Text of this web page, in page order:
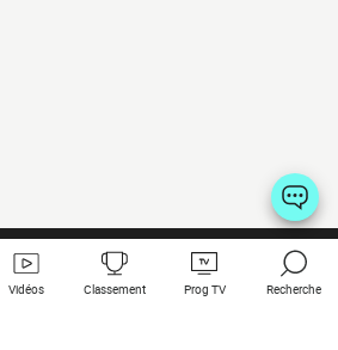
Vidéos Classement Prog TV Recherche